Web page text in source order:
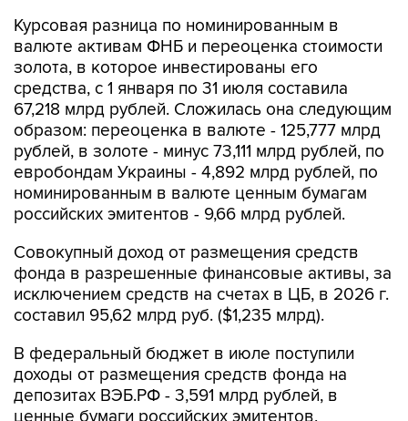
Курсовая разница по номинированным в
валюте активам ФНБ и переоценка стоимости
золота, в которое инвестированы его
средства, с 1 января по 31 июля составила
67,218 млрд рублей. Сложилась она следующим
образом: переоценка в валюте - 125,777 млрд
рублей, в золоте - минус 73,111 млрд рублей, по
евробондам Украины - 4,892 млрд рублей, по
номинированным в валюте ценным бумагам
российских эмитентов - 9,66 млрд рублей.
Совокупный доход от размещения средств
фонда в разрешенные финансовые активы, за
исключением средств на счетах в ЦБ, в 2026 г.
составил 95,62 млрд руб. ($1,235 млрд).
В федеральный бюджет в июле поступили
доходы от размещения средств фонда на
депозитах ВЭБ.РФ - 3,591 млрд рублей, в